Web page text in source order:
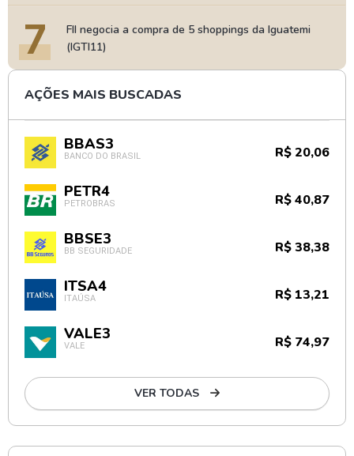
7
FII negocia a compra de 5 shoppings da Iguatemi
(IGTI11)
AÇÕES MAIS BUSCADAS
BBAS3
BANCO DO BRASIL R$ 20,06
PETR4
PETROBRAS R$ 40,87
BBSE3
BB SEGURIDADE R$ 38,38
ITSA4
ITAÚSA R$ 13,21
VALE3
VALE R$ 74,97
VER TODAS